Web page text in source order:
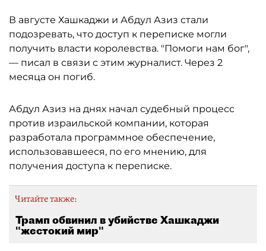
В августе Хашкаджи и Абдул Азиз стали
подозревать, что доступ к переписке могли
получить власти королевства. "Помоги нам бог",
— писал в связи с этим журналист. Через 2
месяца он погиб.
Абдул Азиз на днях начал судебный процесс
против израильской компании, которая
разработала программное обеспечение,
использовавшееся, по его мнению, для
получения доступа к переписке.
Читайте также:
Трамп обвинил в убийстве Хашкаджи
"жестокий мир"